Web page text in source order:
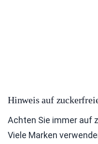
Hinweis auf
Achten Sie immer auf
Viele Marken